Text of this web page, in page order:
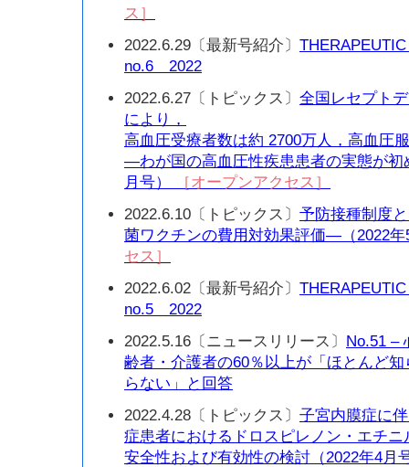
ス］
2022.6.29〔最新号紹介〕
no.6 2022
2022.6.27〔トピックス〕 全国レセプト
により，
高血圧受療者数は約 2700万人，高血圧
—わが国の高血圧性疾患患者の実態が初
月号）
［オープンアクセス］
2022.6.10〔トピックス〕 予防接種制度
菌ワクチンの費用対効果評価—（2022
セス］
2022.6.02〔最新号紹介〕
no.5 2022
2022.5.16〔ニュースリリース〕 No.51 –
齢者・介護者の60％以上が「ほとんど
らない」と回答
2022.4.28〔トピックス〕 子宮内膜症に
症患者におけるドロスピレノン・エチ
安全性および有効性の検討（2022年4月